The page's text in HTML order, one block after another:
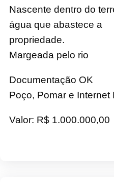
Nascente dentro do
água que abastece a
propriedade.
Margeada pelo rio
Documentação OK
Poço, Pomar e Internet
Valor: R$ 1.000.000,00